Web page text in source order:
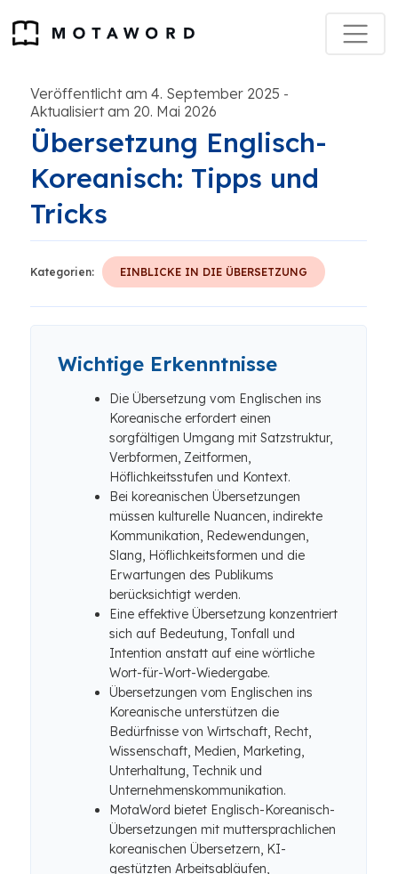
Veröffentlicht am 4. September 2025 -
Aktualisiert am 20. Mai 2026
Übersetzung Englisch-
Koreanisch: Tipps und
Tricks
Kategorien: EINBLICKE IN DIE ÜBERSETZUNG
Wichtige Erkenntnisse
Die Übersetzung vom Englischen ins
Koreanische erfordert einen
sorgfältigen Umgang mit Satzstruktur,
Verbformen, Zeitformen,
Höflichkeitsstufen und Kontext.
Bei koreanischen Übersetzungen
müssen kulturelle Nuancen, indirekte
Kommunikation, Redewendungen,
Slang, Höflichkeitsformen und die
Erwartungen des Publikums
berücksichtigt werden.
Eine effektive Übersetzung konzentriert
sich auf Bedeutung, Tonfall und
Intention anstatt auf eine wörtliche
Wort-für-Wort-Wiedergabe.
Übersetzungen vom Englischen ins
Koreanische unterstützen die
Bedürfnisse von Wirtschaft, Recht,
Wissenschaft, Medien, Marketing,
Unterhaltung, Technik und
Unternehmenskommunikation.
MotaWord bietet Englisch-Koreanisch-
Übersetzungen mit muttersprachlichen
koreanischen Übersetzern, KI-
gestützten Arbeitsabläufen,